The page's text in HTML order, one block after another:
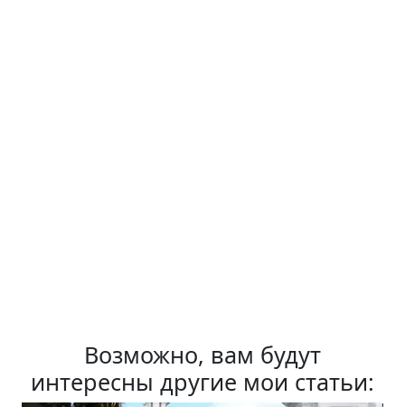
Возможно, вам будут
интересны другие мои статьи: